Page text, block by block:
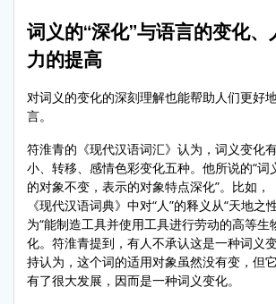
词义的“深化”与语言的变化
力的提高
对词义的变化的深刻理解也能帮助人们更好
言。
符淮青的《现代汉语词汇》认为，词义变化
小、转移、感情色彩变化五种。他所说的“词
的对象不变，表示的对象特点深化”。比如，
《现代汉语词典》中对“人”的释义从“天地之
为“能制造工具并使用工具进行劳动的高等生
化。符淮青提到，有人不承认这是一种词义
持认为，这个词的适用对象虽然没有变，但
有了很大发展，因而是一种词义变化。